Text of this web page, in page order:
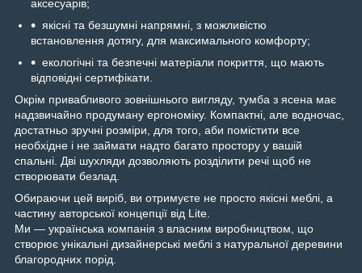
аксесуарів;
якісні та безшумні напрямні, з можливістю
встановлення дотягу, для максимального комфорту;
екологічні та безпечні матеріали покриття, що мають
відповідні сертифікати.
Окрім привабливого зовнішнього вигляду, тумба з ясена має
надзвичайно продуману ергономіку. Компактні, але водночас,
достатньо зручні розміри, для того, аби помістити все
необхідне і не займати надто багато простору у вашій
спальні. Дві шухляди дозволяють розділити речі щоб не
створювати безлад.
Обираючи цей виріб, ви отримуєте не просто якісні меблі, а
частину авторської концепції від Lite.
Ми — українська компанія з власним виробництвом, що
створює унікальні дизайнерські меблі з натуральної деревини
благородних порід.